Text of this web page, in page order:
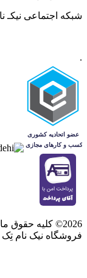
شبکه‌ اجتماعی نیکـ
.
2026© کلیه
فروشگاه نیک نام